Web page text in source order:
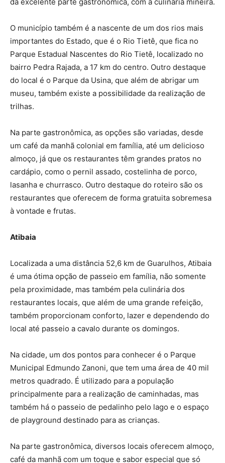
O município também é a nascente de um dos rios mais
importantes do Estado, que é o Rio Tietê, que fica no
Parque Estadual Nascentes do Rio Tietê, localizado no
bairro Pedra Rajada, a 17 km do centro. Outro destaque
do local é o Parque da Usina, que além de abrigar um
museu, também existe a possibilidade da realização de
trilhas.
Na parte gastronômica, as opções são variadas, desde
um café da manhã colonial em família, até um delicioso
almoço, já que os restaurantes têm grandes pratos no
cardápio, como o pernil assado, costelinha de porco,
lasanha e churrasco. Outro destaque do roteiro são os
restaurantes que oferecem de forma gratuita sobremesa
à vontade e frutas.
Atibaia
Localizada a uma distância 52,6 km de Guarulhos, Atibaia
é uma ótima opção de passeio em família, não somente
pela proximidade, mas também pela culinária dos
restaurantes locais, que além de uma grande refeição,
também proporcionam conforto, lazer e dependendo do
local até passeio a cavalo durante os domingos.
Na cidade, um dos pontos para conhecer é o Parque
Municipal Edmundo Zanoni, que tem uma área de 40 mil
metros quadrado. É utilizado para a população
principalmente para a realização de caminhadas, mas
também há o passeio de pedalinho pelo lago e o espaço
de playground destinado para as crianças.
Na parte gastronômica, diversos locais oferecem almoço,
café da manhã com um toque e sabor especial que só